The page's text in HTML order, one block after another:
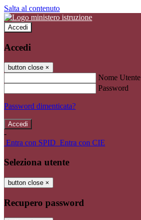
Salta al contenuto
Accedi
Accedi
button close ×
Nome Utente
Password
Password dimenticata?
-
Entra con SPID Entra con CIE
Seleziona utente
button close ×
Recupero password